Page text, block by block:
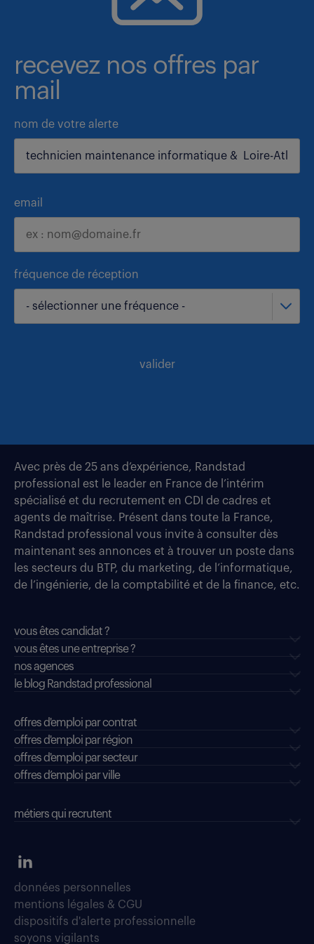
recevez nos offres par
mail
nom de votre alerte
email
fréquence de réception
- sélectionner une fréquence -
valider
Avec près de 25 ans d’expérience, Randstad
professional est le leader en France de l’intérim
spécialisé et du recrutement en CDI de cadres et
agents de maîtrise. Présent dans toute la France,
Randstad professional vous invite à consulter dès
maintenant ses annonces et à trouver un poste dans
les secteurs du BTP, du marketing, de l’informatique,
de l’ingénierie, de la comptabilité et de la finance, etc.
vous êtes candidat ?
vous êtes une entreprise ?
nos agences
le blog Randstad professional
offres d'emploi par contrat
offres d'emploi par région
offres d'emploi par secteur
offres d’emploi par ville
métiers qui recrutent
données personnelles
mentions légales & CGU
dispositifs d'alerte professionnelle
soyons vigilants